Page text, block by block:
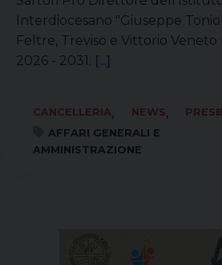
Interdiocesano "Giuseppe
Feltre, Treviso e Vittorio
2026 - 2031. [...]
CANCELLERIA, NEWS,
AFFARI GENERALI E
AMMINISTRAZIONE